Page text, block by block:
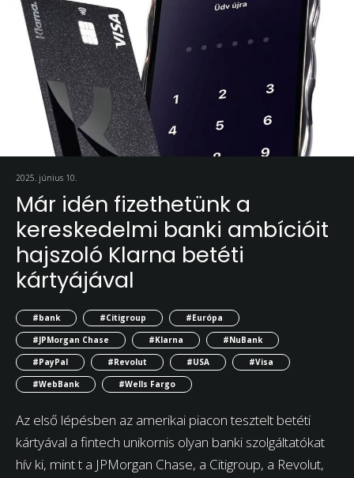
2025. június 10.
Már idén fizethetünk a
kereskedelmi banki ambícióit
hajszoló Klarna betéti
kártyájával
#bank #Citigroup
#Európa
#JPMorgan Chase
#Klarna
#NuBank
#PayPal
#Revolut #USA
#Visa
#WebBank
#Wells Fargo
Az első lépésben az amerikai piacon tesztelt betéti
kártyával a fintech unikornis olyan banki szolgáltatókat
hív ki, mint t a JPMorgan Chase, a Citigroup, a Revolut,